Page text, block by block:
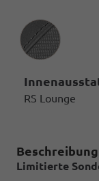
Innenausstattung
RS Lounge
Beschreibung
Limitierte